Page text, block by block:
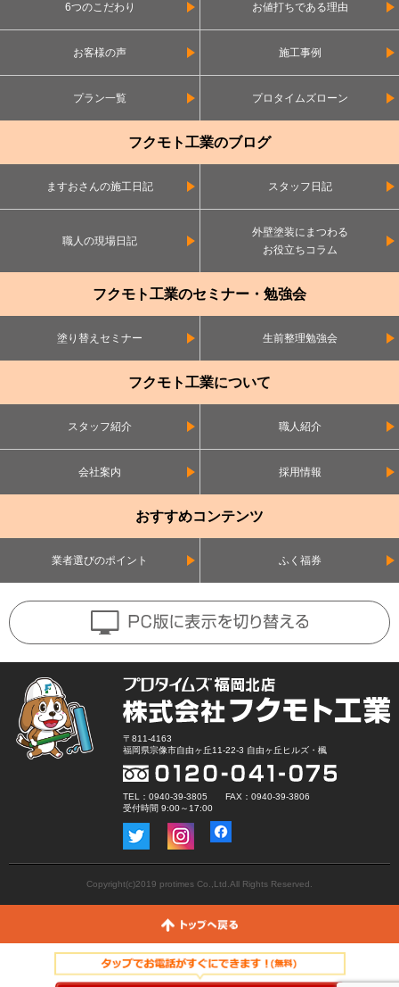
6つのこだわり お値打ちである理由
お客様の声 施工事例
プラン一覧 プロタイムズローン
フクモト工業のブログ
ますおさんの施工日記 スタッフ日記
職人の現場日記
外壁塗装にまつわる
お役立ちコラム
フクモト工業のセミナー・勉強会
塗り替えセミナー 生前整理勉強会
フクモト工業について
スタッフ紹介 職人紹介
会社案内 採用情報
おすすめコンテンツ
業者選びのポイント ふく福券
〒811-4163
福岡県宗像市自由ヶ丘11-22-3 自由ヶ丘ヒルズ・楓
TEL：0940-39-3805 FAX：0940-39-3806
受付時間 9:00～17:00
Copyright(c)2019 protimes Co.,Ltd.All Rights Reserved.